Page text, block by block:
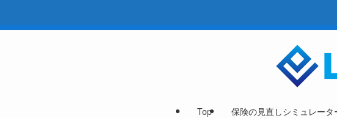
Top 保険の見直しシミュレータ